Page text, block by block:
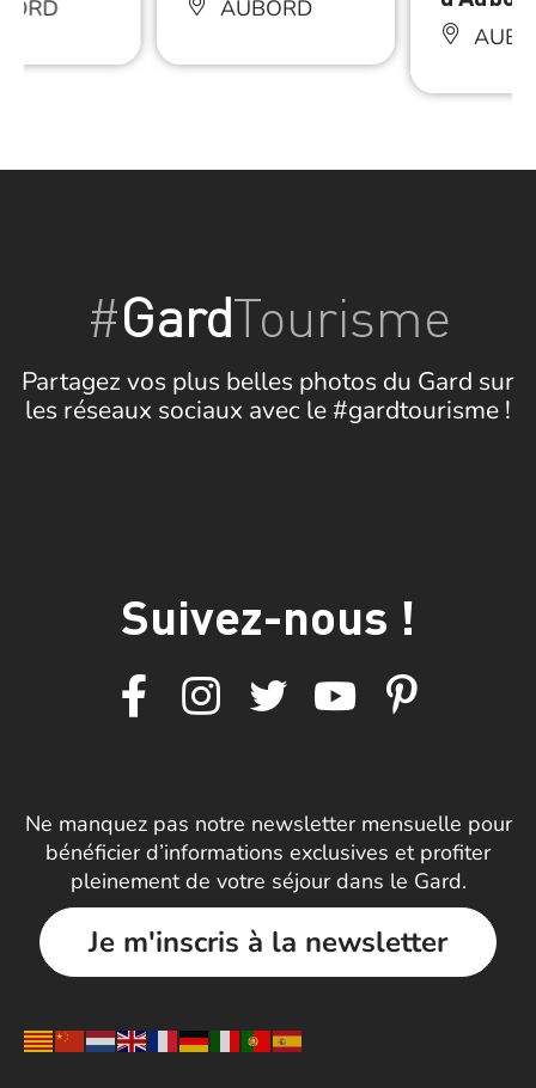
AUBORD
#GardTourisme
Partagez vos plus belles photos du Gard sur
les réseaux sociaux avec le #gardtourisme !
Suivez-nous !
Ne manquez pas notre newsletter mensuelle pour
bénéficier d’informations exclusives et profiter
pleinement de votre séjour dans le Gard.
Je m'inscris à la newsletter